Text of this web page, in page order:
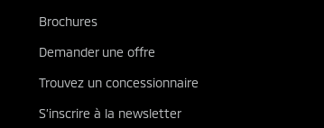
Brochures
Demander une offre
Trouvez un concessionnaire
S’inscrire à la newsletter